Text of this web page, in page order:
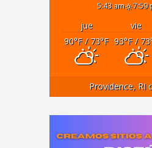
5:43 am 7:59
jue vie
90°F/ 73°F 93°F/ 73
Providence, RI